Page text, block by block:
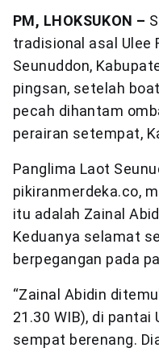
PM, LHOKSUKON –
tradisional asal Ulee
Seunuddon,
pingsan, setelah
pecah dihantam
perairan setempat,
Panglima Laot
pikiranmerdeka.co,
itu adalah Zainal
Keduanya selamat
berpegangan pada
“Zainal Abidin
21.30 WIB), di pantai
sempat berenang.